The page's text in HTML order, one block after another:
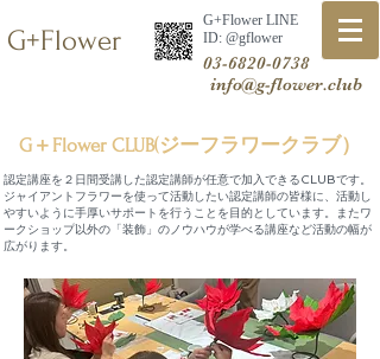
G+Flower
G+Flower LINE
​ID: @gflower
03-6820-0738
info@g-flower.club
G＋Flower CLUB(ジーフラワークラブ）
認定講座を２日間受講した認定講師が任意で加入できるCLUBです。
ジャイアントフラワーを使って活動したい認定講師の皆様に、活動し
やすいように手厚いサポートを​行うことを目的としています。またワ
ークショップ以外の「装飾」のノウハウが学べる講座など活動の幅が
広がります。